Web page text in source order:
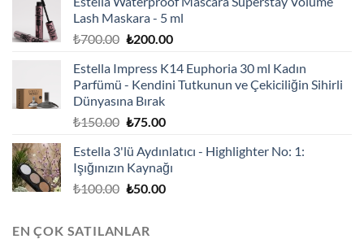
₺700.00.fiyat:
₺200.00.
Lash Maskara - 5 ml
₺700.00 Orijinal
₺700.00.
₺200.00Şu
fiyat:
₺200.00.
Estella Impress K14 Euphoria 30 ml Kadın
Parfümü - Kendini Tutkunun ve Çekiciliğin Sihirli
Dünyasına Bırak
₺150.00 Orijinal
₺150.00.
₺75.00Şu
fiyat:
₺75.00.
Estella 3'lü Aydınlatıcı - Highlighter No: 1:
Işığınızın Kaynağı
₺100.00 Orijinal
₺50.00Şu
EN ÇOK SATILANLAR